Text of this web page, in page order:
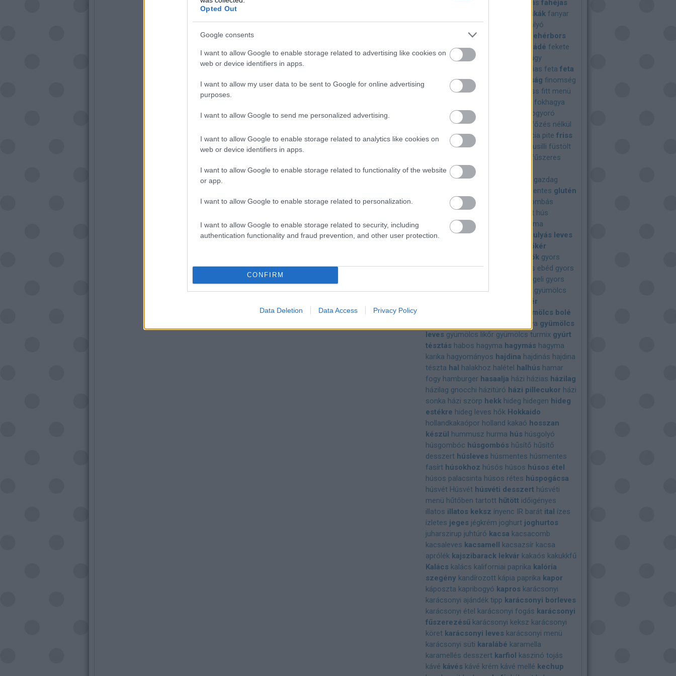
Opted Out
Google consents
I want to allow Google to enable storage related to advertising like cookies on
web or device identifiers in apps.
I want to allow my user data to be sent to Google for online advertising
purposes.
I want to allow Google to send me personalized advertising.
I want to allow Google to enable storage related to analytics like cookies on
web or device identifiers in apps.
I want to allow Google to enable storage related to functionality of the website
or app.
I want to allow Google to enable storage related to personalization.
I want to allow Google to enable storage related to security, including
authentication functionality and fraud prevention, and other user protection.
CONFIRM
Data Deletion Data Access Privacy Policy
fagylalt fagyos fahéjas fahéjas
fánk rudacskák fanyar
fapálcika farsang
fasírt golyó
fehérbor
fehérbors
fehércsoki fehérje fehér csokoládé fekete
szeder fenyő fenyőmag
fenyőrügy
férfias feta feta
finn sütemény finomság finomség
finom ebéd finom vacsora fitness fitt menü
fokhagya
fokhagyma fokhagymás
földimogyoró
forralt bor forrócsoki
főzés nélkül
fő az étel francia desszert francia pite friss
frissen sült friss saláta fusilli füstölt
fűszeres
fűszerkeverék
fűszerpaprika fűszervaj
gazdag
gluténmentes glutén
mentes
gnocchi
gombás
gombócleves
göngyölt hús
görögszénamag
gránátalma
grapefruit grill
gulyás leves
gyökér
gyömülcsök gyors
gyorsan gyorsfagyasztott gyors ebéd gyors
gyors reggeli gyors
reggeli finomság gyors vacsora
gyümölcs
gyümölcskenyér
gyümölcs bolé
gyümölcs kocsonya gyümölcs
leves gyümölcs likőr gyümölcs turmix gyúrt
tésztás habos hagyma hagymás hagyma
karika hagyományos hajdina hajdinás hajdina
tészta hal halakhoz halétel halhús hamar
fogy hamburger hasaalja házi házias házilag
házilag gnocchi házitúró házi pillecukor házi
sonka házi szörp hekk hideg hidegen hideg
estékre hideg leves hők Hokkaido
hollandkakaópor holland kakaó hosszan
készül hummusz hurma hús húsgolyó
húsgombóc húsgombós hűsítő hűsítő
desszert húsleves húsmentes húsmentes
fasírt húsokhoz húsós húsos húsos étel
húsos palacsinta húsos rétes húspogácsa
húsvét Húsvét húsvéti desszert húsvéti
menü hűtőben tartott hűtött időigényes
illatos illatos keksz ínyenc IR barát ital ízes
ízletes jeges jégkrém joghurt joghurtos
juharszirup juhtúró kacsa kacsacomb
kacsaleves kacsamell kacsazsír kacsa
aprólék kajszibarack lekvár kakaós kakukkfű
Kalács kalács kaliforniai paprika kalória
szegény kandírozott kápia paprika kapor
káposzta kapribogyó kapros karácsonyi
karácsonyi ajándék tipp karácsonyi borleves
karácsonyi étel karácsonyi fogás karácsonyi
fűszerezésű karácsonyi keksz karácsonyi
köret karácsonyi leves karácsonyi menü
karácsonyi süti karalábé karamella
karamellés desszert karfiol kaszinó tojás
kávé kávés kávé krém kávé mellé kechup